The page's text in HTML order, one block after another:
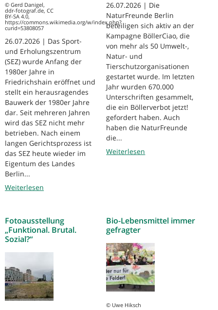
© Gerd Danigel,
ddr-fotograf.de, CC
BY-SA 4.0,
https://commons.wikimedia.org/w/index.php?
curid=53808057
26.07.2026 | Das Sport-
und Erholungszentrum
(SEZ) wurde Anfang der
1980er Jahre in
Friedrichshain eröffnet und
stellt ein herausragendes
Bauwerk der 1980er Jahre
dar. Seit mehreren Jahren
wird das SEZ nicht mehr
betrieben. Nach einem
langen Gerichtsprozess ist
das SEZ heute wieder im
Eigentum des Landes
Berlin...
Weiterlesen
26.07.2026 | Die
NaturFreunde Berlin
beteiligen sich aktiv an der
Kampagne BöllerCiao, die
von mehr als 50 Umwelt-,
Natur- und
Tierschutzorganisationen
gestartet wurde. Im letzten
Jahr wurden 670.000
Unterschriften gesammelt,
die ein Böllerverbot jetzt!
gefordert haben. Auch
haben die NaturFreunde
die...
Weiterlesen
Fotoausstellung
„Funktional. Brutal.
Sozial?“
Bio-Lebensmittel immer
gefragter
© Uwe Hiksch